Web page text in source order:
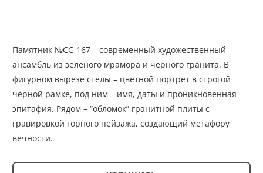
Памятник №СС-167 – современный художественный
ансамбль из зелёного мрамора и чёрного гранита. В
фигурном вырезе стелы – цветной портрет в строгой
чёрной рамке, под ним – имя, даты и проникновенная
эпитафия. Рядом – “обломок” гранитной плиты с
гравировкой горного пейзажа, создающий метафору
вечности.